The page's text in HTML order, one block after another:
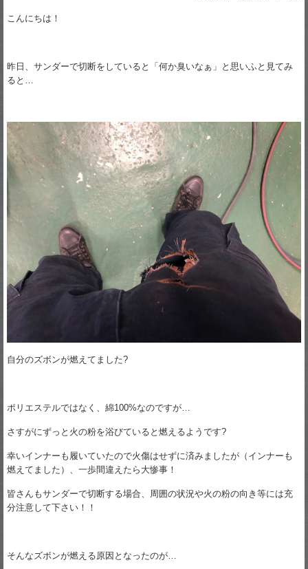
こんにちは！
昨日、サンダーで切断をしていると「何か臭いなぁ」と思いふと見てみ
ると…
自分のズボンが燃えてました?
ポリエステルではなく、綿100%なのですが…
さすがにずっと火の粉を浴びていると燃えるようです?
幸いインナーも履いていたので火傷はせずに済みましたが（インナーも
燃えてました）、一歩間違えたら大惨事！
皆さんもサンダーで切断する場合、周囲の状況や火の粉の向き等には充
分注意して下さい！！
そんなズボンが燃える原因となったのが…